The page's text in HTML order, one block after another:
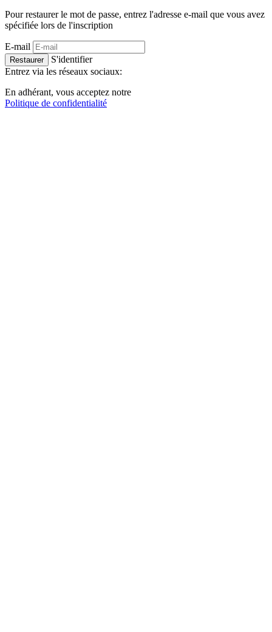
Pour restaurer le mot de passe, entrez l'adresse e-mail que vous avez
spécifiée lors de l'inscription
E-mail
Restaurer
S'identifier
Entrez via les réseaux sociaux:
En adhérant, vous acceptez notre
Politique de confidentialité